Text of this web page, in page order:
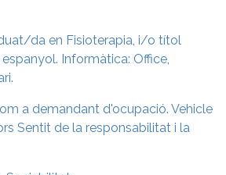
da en Fisioterapia, i/o títol
Informàtica: Office,
a demandant d'ocupació. Vehicle
Sentit de la responsabilitat i la